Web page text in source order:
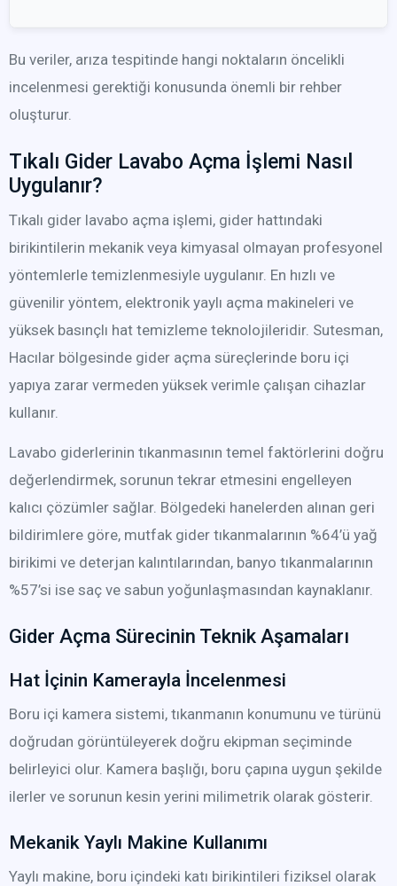
Bu veriler, arıza tespitinde hangi noktaların öncelikli
incelenmesi gerektiği konusunda önemli bir rehber
oluşturur.
Tıkalı Gider Lavabo Açma İşlemi Nasıl
Uygulanır?
Tıkalı gider lavabo açma işlemi, gider hattındaki
birikintilerin mekanik veya kimyasal olmayan profesyonel
yöntemlerle temizlenmesiyle uygulanır. En hızlı ve
güvenilir yöntem, elektronik yaylı açma makineleri ve
yüksek basınçlı hat temizleme teknolojileridir. Sutesman,
Hacılar bölgesinde gider açma süreçlerinde boru içi
yapıya zarar vermeden yüksek verimle çalışan cihazlar
kullanır.
Lavabo giderlerinin tıkanmasının temel faktörlerini doğru
değerlendirmek, sorunun tekrar etmesini engelleyen
kalıcı çözümler sağlar. Bölgedeki hanelerden alınan geri
bildirimlere göre, mutfak gider tıkanmalarının %64’ü yağ
birikimi ve deterjan kalıntılarından, banyo tıkanmalarının
%57’si ise saç ve sabun yoğunlaşmasından kaynaklanır.
Gider Açma Sürecinin Teknik Aşamaları
Hat İçinin Kamerayla İncelenmesi
Boru içi kamera sistemi, tıkanmanın konumunu ve türünü
doğrudan görüntüleyerek doğru ekipman seçiminde
belirleyici olur. Kamera başlığı, boru çapına uygun şekilde
ilerler ve sorunun kesin yerini milimetrik olarak gösterir.
Mekanik Yaylı Makine Kullanımı
Yaylı makine, boru içindeki katı birikintileri fiziksel olarak